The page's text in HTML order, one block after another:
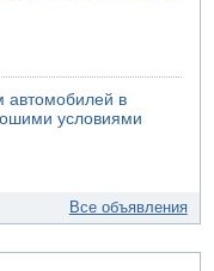
автомобилей в
условиями
Все объявления